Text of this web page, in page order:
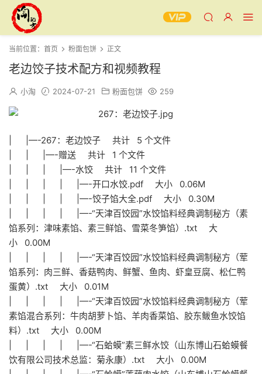
当前位置： 首页 粉面包饼 正文
老边饺子技术配方和视频教程
小淘 2024-07-21 粉面包饼 259
| |—-267：老边饺子 共计 5 个文件
| | |—-赠送 共计 1 个文件
| | | |—-水饺 共计 11 个文件
| | | | |—-开口水饺.pdf 大小 0.06M
| | | | |—-饺子馅大全.pdf 大小 0.30M
| | | | |—-“天津百饺园”水饺馅料经典调制秘方（素
馅系列：津味素馅、素三鲜馅、雪菜冬笋馅）.txt 大
小 0.00M
| | | | |—-“天津百饺园”水饺馅料经典调制秘方（荤
馅系列：肉三鲜、香菇鸭肉、鲜蟹、鱼肉、虾皇豆腐、松仁鸭
蛋黄）.txt 大小 0.01M
| | | | |—-“天津百饺园”水饺馅料经典调制秘方（荤
素馅混合系列：牛肉胡萝卜馅、羊肉香菜馅、胶东鲅鱼水饺馅
料）.txt 大小 0.00M
| | | | |—-“石蛤蟆”素三鲜水饺（山东博山石蛤蟆餐
饮有限公司技术总监：菊永康）.txt 大小 0.00M